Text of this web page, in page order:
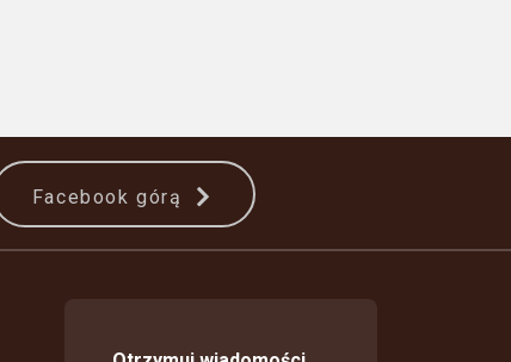
Facebook górą